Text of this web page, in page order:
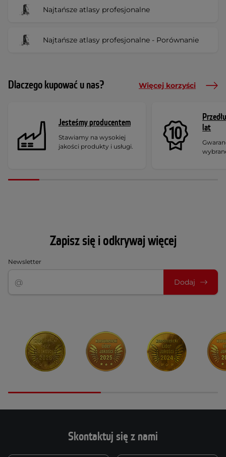
Najtańsze atlasy profesjonalne
Najtańsze atlasy profesjonalne - Porównanie
Dlaczego kupować u nas? Więcej korzyści
Jesteśmy producentem
Stawiamy na wysokiej
jakości produkty i usługi.
lat
Zapisz się i odkrywaj więcej
Newsletter
Dodaj
Skontaktuj się z nami